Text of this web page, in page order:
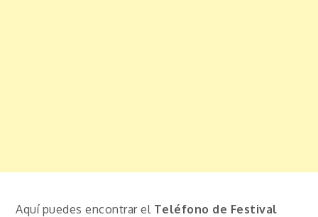
Aquí puedes encontrar el Teléfono de Festival